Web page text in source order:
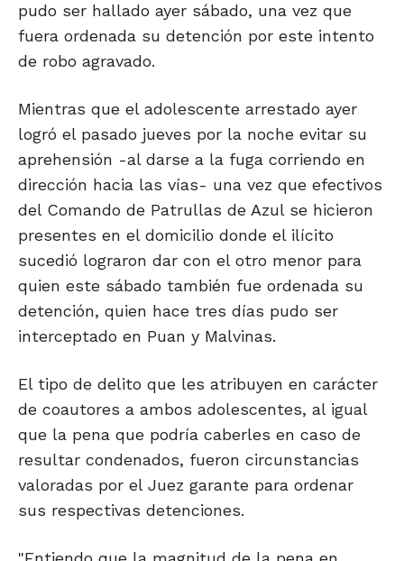
pudo ser hallado ayer sábado, una vez que
fuera ordenada su detención por este intento
de robo agravado.
Mientras que el adolescente arrestado ayer
logró el pasado jueves por la noche evitar su
aprehensión -al darse a la fuga corriendo en
dirección hacia las vías- una vez que efectivos
del Comando de Patrullas de Azul se hicieron
presentes en el domicilio donde el ilícito
sucedió lograron dar con el otro menor para
quien este sábado también fue ordenada su
detención, quien hace tres días pudo ser
interceptado en Puan y Malvinas.
El tipo de delito que les atribuyen en carácter
de coautores a ambos adolescentes, al igual
que la pena que podría caberles en caso de
resultar condenados, fueron circunstancias
valoradas por el Juez garante para ordenar
sus respectivas detenciones.